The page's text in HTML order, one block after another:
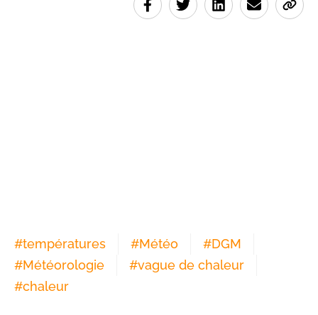
#températures #Météo #DGM
#Météorologie #vague de chaleur
#chaleur